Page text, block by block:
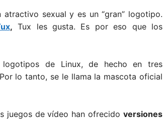
sexual y es un “gran” logotipo.
, Tux les gusta. Es por eso que los
de Linux, de hecho en tres
lo tanto, se le llama la mascota oficial
juegos de vídeo han ofrecido versiones